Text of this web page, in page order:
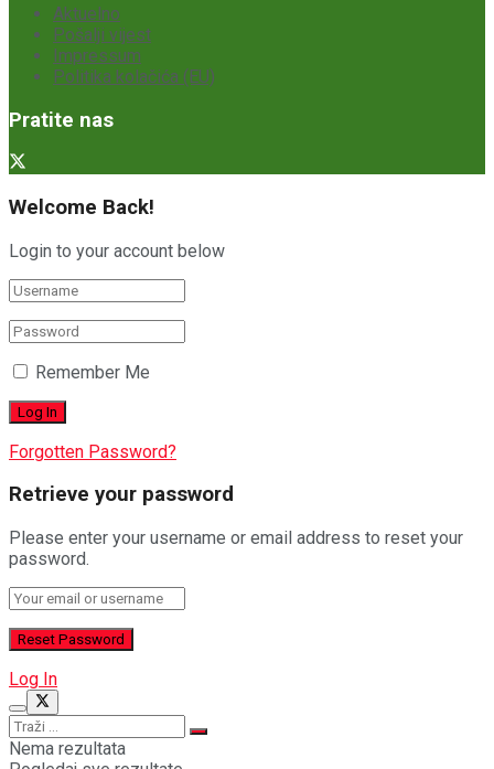
Aktuelno
Pošalji vijest
Impressum
Politika kolačića (EU)
Pratite nas
Welcome Back!
Login to your account below
Remember Me
Forgotten Password?
Retrieve your password
Please enter your username or email address to reset your
password.
Log In
Nema rezultata